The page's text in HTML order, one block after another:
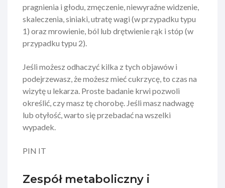
pragnienia i głodu, zmęczenie, niewyraźne widzenie,
skaleczenia, siniaki, utratę wagi (w przypadku typu
1) oraz mrowienie, ból lub drętwienie rąk i stóp (w
przypadku typu 2).
Jeśli możesz odhaczyć kilka z tych objawów i
podejrzewasz, że możesz mieć cukrzycę, to czas na
wizytę u lekarza. Proste badanie krwi pozwoli
określić, czy masz tę chorobę. Jeśli masz nadwagę
lub otyłość, warto się przebadać na wszelki
wypadek.
PIN IT
Zespół metaboliczny i